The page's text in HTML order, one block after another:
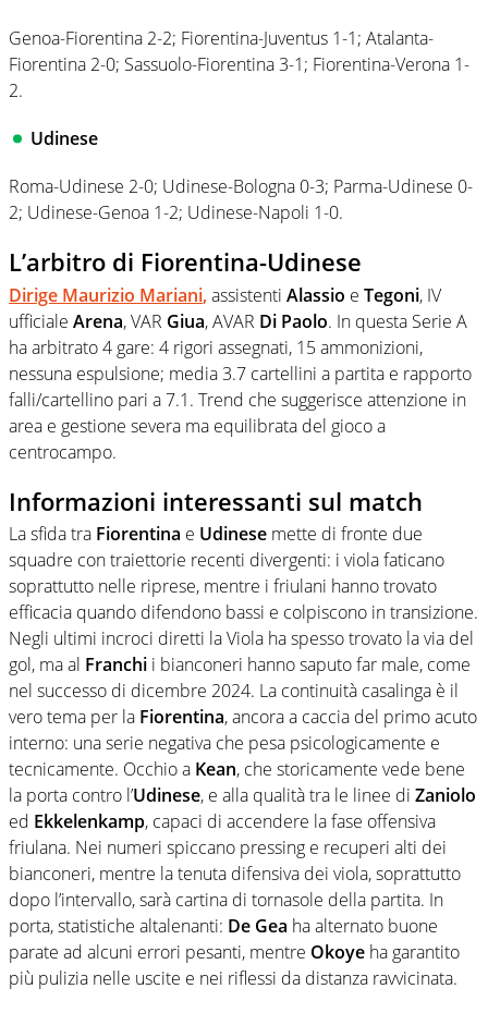
Genoa-Fiorentina 2-2; Fiorentina-Juventus 1-1; Atalanta-
Fiorentina 2-0; Sassuolo-Fiorentina 3-1; Fiorentina-Verona 1-
2.
Udinese
Roma-Udinese 2-0; Udinese-Bologna 0-3; Parma-Udinese 0-
2; Udinese-Genoa 1-2; Udinese-Napoli 1-0.
L’arbitro di Fiorentina-Udinese
Dirige Maurizio Mariani,assistenti Alassio e Tegoni, IV
ufficiale Arena, VAR Giua, AVAR Di Paolo. In questa Serie A
ha arbitrato 4 gare: 4 rigori assegnati, 15 ammonizioni,
nessuna espulsione; media 3.7 cartellini a partita e rapporto
falli/cartellino pari a 7.1. Trend che suggerisce attenzione in
area e gestione severa ma equilibrata del gioco a
centrocampo.
Informazioni interessanti sul match
La sfida tra Fiorentina e Udinese mette di fronte due
squadre con traiettorie recenti divergenti: i viola faticano
soprattutto nelle riprese, mentre i friulani hanno trovato
efficacia quando difendono bassi e colpiscono in transizione.
Negli ultimi incroci diretti la Viola ha spesso trovato la via del
gol, ma al Franchi i bianconeri hanno saputo far male, come
nel successo di dicembre 2024. La continuità casalinga è il
vero tema per la Fiorentina, ancora a caccia del primo acuto
interno: una serie negativa che pesa psicologicamente e
tecnicamente. Occhio a Kean, che storicamente vede bene
la porta contro l’Udinese, e alla qualità tra le linee di Zaniolo
ed Ekkelenkamp, capaci di accendere la fase offensiva
friulana. Nei numeri spiccano pressing e recuperi alti dei
bianconeri, mentre la tenuta difensiva dei viola, soprattutto
dopo l’intervallo, sarà cartina di tornasole della partita. In
porta, statistiche altalenanti: De Gea ha alternato buone
parate ad alcuni errori pesanti, mentre Okoye ha garantito
più pulizia nelle uscite e nei riflessi da distanza ravvicinata.